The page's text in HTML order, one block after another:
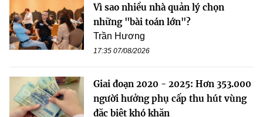
Vì sao nhiều nhà quản lý chọn
những "bài toán lớn"?
Trần Hương
17:35 07/08/2026
Giai đoạn 2020 - 2025: Hơn 353.000
người hưởng phụ cấp thu hút vùng
đặc biệt khó khăn